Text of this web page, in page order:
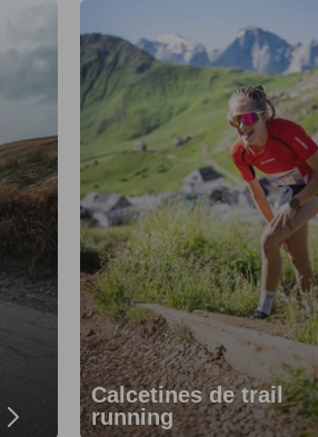
Calcetines de trail
running